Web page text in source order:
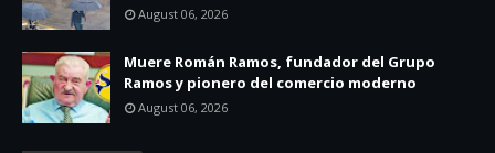
August 06, 2026
Muere Román Ramos, fundador del Grupo
Ramos y pionero del comercio moderno
August 06, 2026